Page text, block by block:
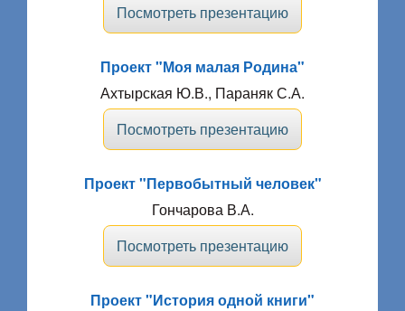
Посмотреть презентацию
Проект "Моя малая Родина"
Ахтырская Ю.В., Параняк С.А.
Посмотреть презентацию
Проект "Первобытный человек"
Гончарова В.А.
Посмотреть презентацию
Проект "История одной книги"